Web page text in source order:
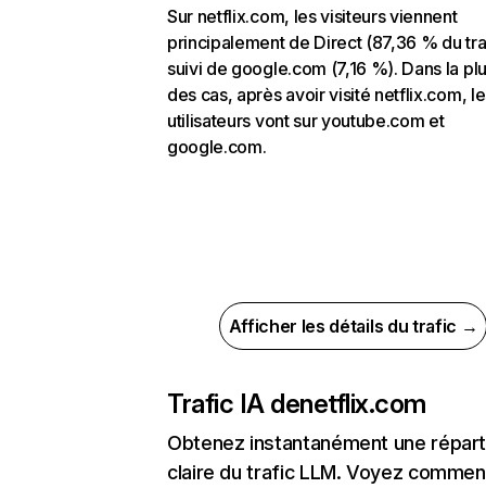
Sur netflix.com, les visiteurs viennent
principalement de Direct (87,36 % du
suivi de google.com (7,16 %). Dans la
des cas, après avoir visité netflix.com,
utilisateurs vont sur youtube.com et
google.com.
Afficher les détails du trafic →
Trafic IA denetflix.com
Obtenez instantanément une
claire du trafic LLM. Voyez